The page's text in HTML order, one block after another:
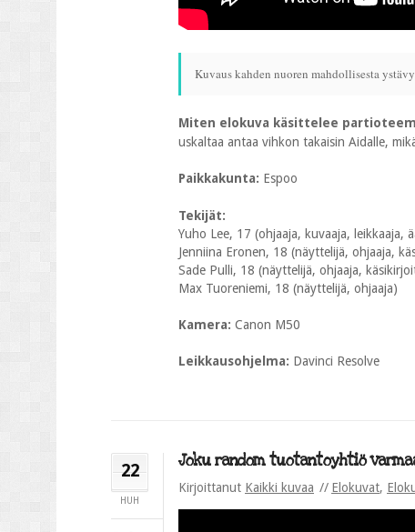
Kuvaus kahden nuoren mahdollisesta
Miten elokuva käsittelee
uskaltaa antaa vihkon takaisin Aidalle,
Paikkakunta: Espoo
Tekijät:
Yuho Lee, 17 (ohjaaja, kuvaaja, leikkaaja,
Jenniina Eronen, 18 (näyttelijä, ohjaaja,
Sade Pulli, 18 (näyttelijä, ohjaaja,
Max Tuoreniemi, 18 (näyttelijä, ohjaaja)
Kamera: Canon M50
Leikkausohjelma: Davinci Resolve
22
HUH
Joku random tuotantoyhtiö
Kirjoittanut Kaikki kuvaa Elokuvat,